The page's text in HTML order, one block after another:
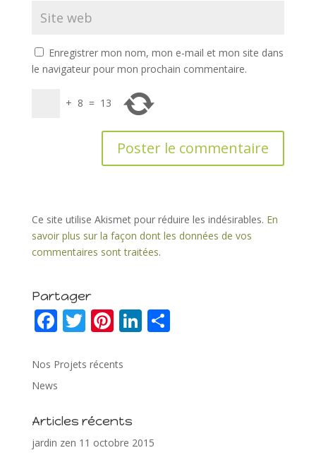
Enregistrer mon nom, mon e-mail et mon site dans
le navigateur pour mon prochain commentaire.
+ 8 = 13
Ce site utilise Akismet pour réduire les indésirables. En
savoir plus sur la façon dont les données de vos
commentaires sont traitées.
Partager
F
e
b
o
o
T
itt
Pi
er
st
Li
n
P
Nos Projets récents
News
Articles récents
jardin zen 11 octobre 2015